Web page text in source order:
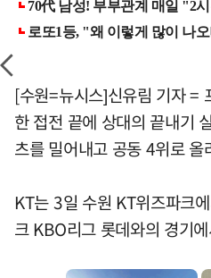
[수원=뉴시스]신유림 기자 =
한 접전 끝에 상대의 끝내기
츠를 밀어내고 공동 4위로 올
KT는 3일 수원 KT위즈파크
크 KBO리그 롯데와의 경기